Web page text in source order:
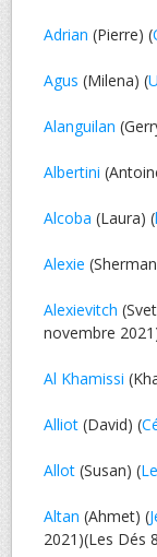
Adrian (Pierre) (
Agus (Milena) (
Alanguilan
Albertini
Alcoba (Laura) (
Alexie
Alexievitch
novembre
Al Khamissi
Alliot (David) (
Allot (Susan) (
Altan (Ahmet) (
2021)(Les Dés